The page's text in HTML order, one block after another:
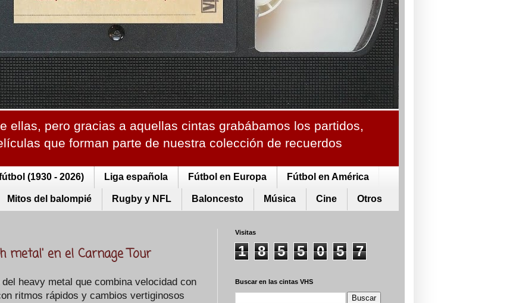
ellas, pero gracias a aquellas cintas grabábamos los partidos,
que forman parte de nuestra colección de recuerdos
(1930 - 2026) Liga española Fútbol en Europa Fútbol en América
Mitos del balompié Rugby y NFL Baloncesto Música Cine Otros
metal' en el Carnage Tour
heavy metal que combina velocidad con
ritmos rápidos y cambios vertiginosos
Visitas
1 8 5 5 0 5 7
Buscar en las cintas VHS